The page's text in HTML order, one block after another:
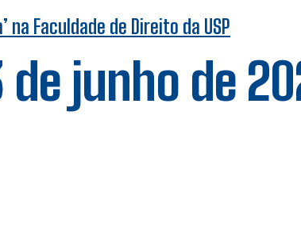
na Faculdade de Direito da USP
junho de